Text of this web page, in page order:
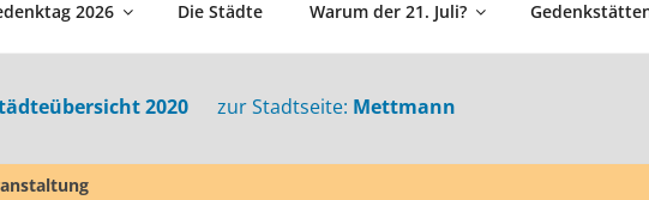
2026 Die Städte Warum der 21. Juli?
2020 zur Stadtseite: Mettmann